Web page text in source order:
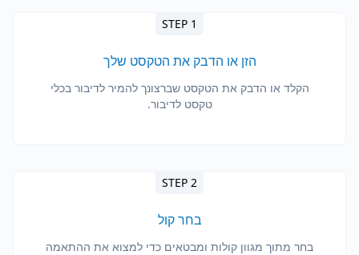
STEP 1
הזן או הדבק את הטקסט שלך
הקלד או הדבק את הטקסט שברצונך להמיר לדיבור בכלי
טקסט לדיבור.
STEP 2
בחר קול
בחר מתוך מגוון קולות ומבטאים כדי למצוא את ההתאמה